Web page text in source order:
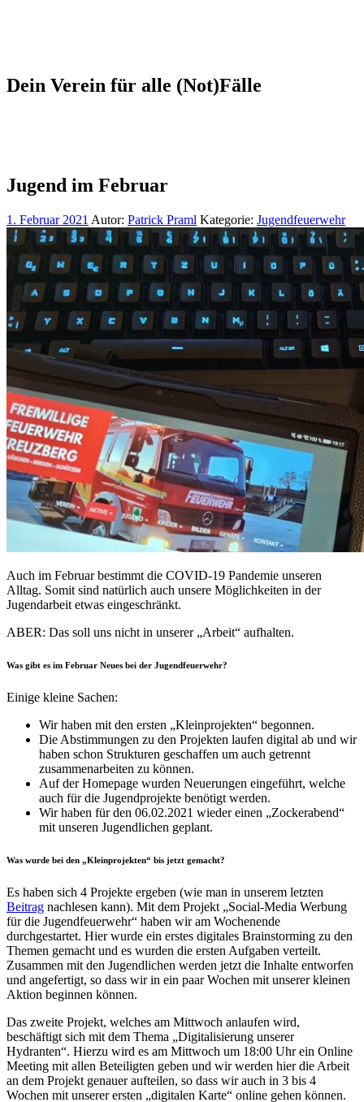
Dein Verein für alle (Not)Fälle
Jugend im Februar
1. Februar 2021 Autor: Patrick Praml Kategorie: Jugendfeuerwehr
Auch im Februar bestimmt die COVID-19 Pandemie unseren
Alltag. Somit sind natürlich auch unsere Möglichkeiten in der
Jugendarbeit etwas eingeschränkt.
ABER: Das soll uns nicht in unserer „Arbeit“ aufhalten.
Was gibt es im Februar Neues bei der Jugendfeuerwehr?
Einige kleine Sachen:
Wir haben mit den ersten „Kleinprojekten“ begonnen.
Die Abstimmungen zu den Projekten laufen digital ab und wir
haben schon Strukturen geschaffen um auch getrennt
zusammenarbeiten zu können.
Auf der Homepage wurden Neuerungen eingeführt, welche
auch für die Jugendprojekte benötigt werden.
Wir haben für den 06.02.2021 wieder einen „Zockerabend“
mit unseren Jugendlichen geplant.
Was wurde bei den „Kleinprojekten“ bis jetzt gemacht?
Es haben sich 4 Projekte ergeben (wie man in unserem letzten
Beitrag nachlesen kann). Mit dem Projekt „Social-Media Werbung
für die Jugendfeuerwehr“ haben wir am Wochenende
durchgestartet. Hier wurde ein erstes digitales Brainstorming zu den
Themen gemacht und es wurden die ersten Aufgaben verteilt.
Zusammen mit den Jugendlichen werden jetzt die Inhalte entworfen
und angefertigt, so dass wir in ein paar Wochen mit unserer kleinen
Aktion beginnen können.
Das zweite Projekt, welches am Mittwoch anlaufen wird,
beschäftigt sich mit dem Thema „Digitalisierung unserer
Hydranten“. Hierzu wird es am Mittwoch um 18:00 Uhr ein Online
Meeting mit allen Beteiligten geben und wir werden hier die Arbeit
an dem Projekt genauer aufteilen, so dass wir auch in 3 bis 4
Wochen mit unserer ersten „digitalen Karte“ online gehen können.